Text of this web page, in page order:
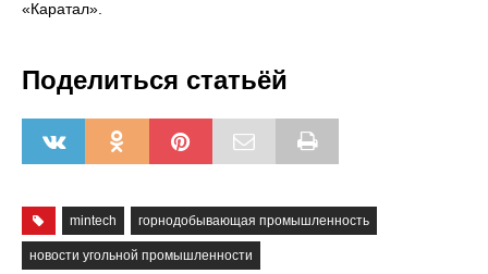
«Каратал».
Поделиться статьёй
mintech горнодобывающая промышленность
новости угольной промышленности